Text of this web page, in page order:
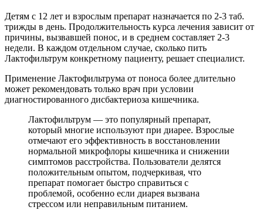
Детям с 12 лет и взрослым препарат назначается по 2-3 таб.
трижды в день. Продолжительность курса лечения зависит от
причины, вызвавшей понос, и в среднем составляет 2-3
недели. В каждом отдельном случае, сколько пить
Лактофильтрум конкретному пациенту, решает специалист.
Применение Лактофильтрума от поноса более длительно
может рекомендовать только врач при условии
диагностированного дисбактериоза кишечника.
Лактофильтрум — это популярный препарат,
который многие используют при диарее. Взрослые
отмечают его эффективность в восстановлении
нормальной микрофлоры кишечника и снижении
симптомов расстройства. Пользователи делятся
положительным опытом, подчеркивая, что
препарат помогает быстро справиться с
проблемой, особенно если диарея вызвана
стрессом или неправильным питанием.